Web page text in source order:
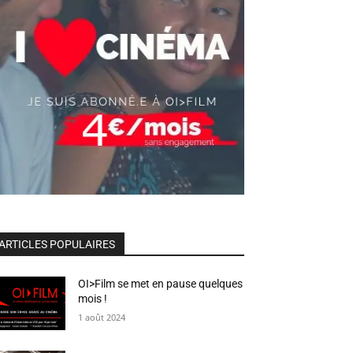
POPULAIRES
OI>Film se met en pause quelques
mois !
1 août 2024